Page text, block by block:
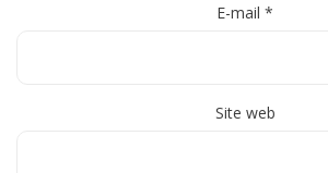
E-mail *
Site web